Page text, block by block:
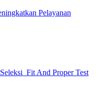
Pelayanan
Fit And Proper Test